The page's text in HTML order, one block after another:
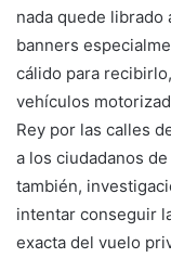
nada quede librado
banners
cálido para
vehículos
Rey por las calles
a los ciudadanos
también,
intentar conseguir
exacta del vuelo